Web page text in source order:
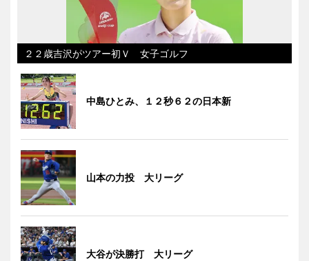
２２歳吉沢がツアー初Ｖ 女子ゴルフ
中島ひとみ、１２秒６２の日本新
山本の力投 大リーグ
大谷が決勝打 大リーグ